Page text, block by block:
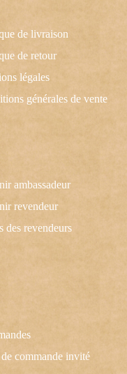
commande invité
ambassadeur
revendeur
des revendeurs
de livraison
de retour
légales
générales de vente
!
pour vous !